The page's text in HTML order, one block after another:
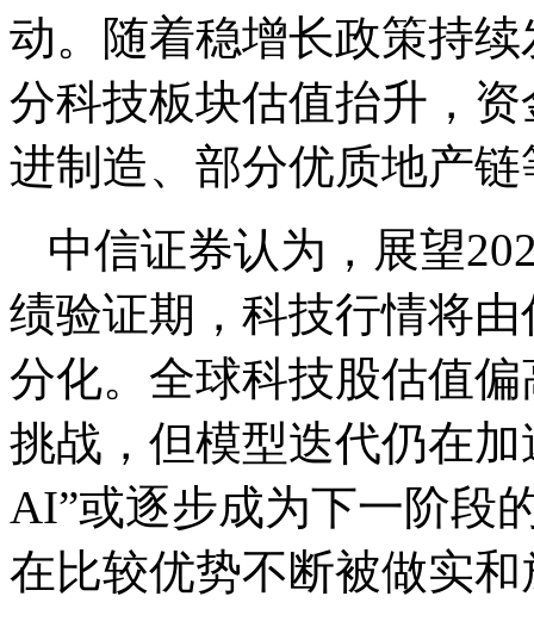
动。随着稳增长政策持
分科技板块估值抬升，
进制造、部分优质地产
中信证券认为，展望
绩验证期，科技行情将
分化。全球科技股估值
挑战，但模型迭代仍在
AI”或逐步成为下一阶段
在比较优势不断被做实和